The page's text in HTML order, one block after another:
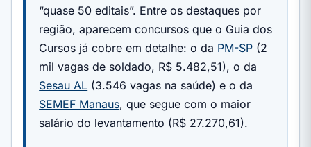
“quase 50 editais”. Entre os destaques por
região, aparecem concursos que o Guia dos
Cursos já cobre em detalhe: o da PM-SP (2
mil vagas de soldado, R$ 5.482,51), o da
Sesau AL (3.546 vagas na saúde) e o da
SEMEF Manaus, que segue com o maior
salário do levantamento (R$ 27.270,61).